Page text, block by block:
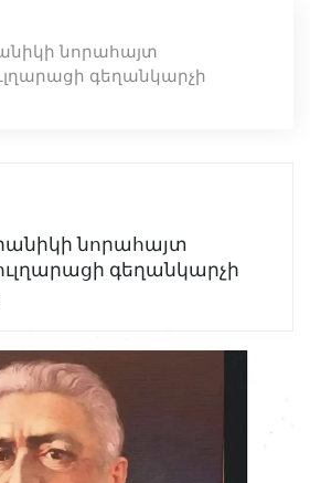
նորահայտ
գեղանկարչի
նորահայտ
գեղանկարչի